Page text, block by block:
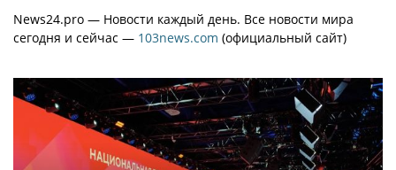
News24.pro — Новости каждый день. Все новости мира
сегодня и сейчас — 103news.com (официальный сайт)